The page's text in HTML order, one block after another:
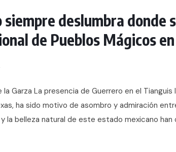
siempre deslumbra donde
de Pueblos Mágicos
la Garza La presencia de Guerrero en el
ha sido motivo de asombro y admiración
la belleza natural de este estado mexicano